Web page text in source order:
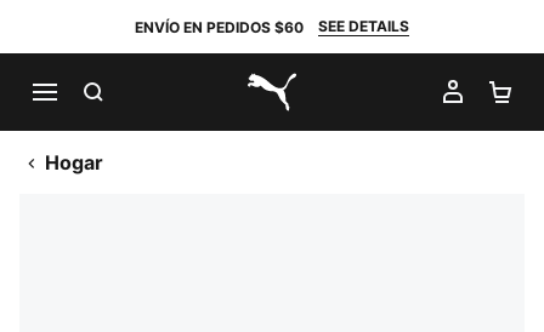
ENVÍO EN PEDIDOS $60 SEE DETAILS
PUMA.com
MI
Hogar